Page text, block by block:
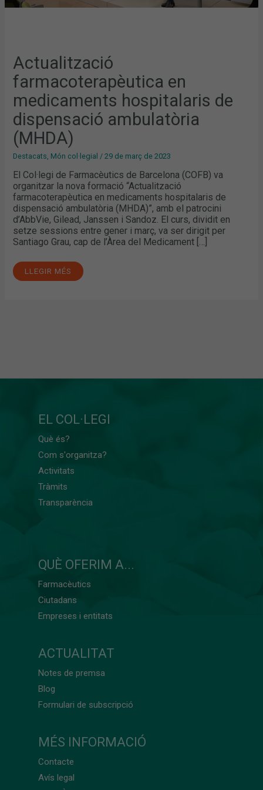
Actualització
farmacoterapèutica en
medicaments hospitalaris de
dispensació ambulatòria
(MHDA)
Destacats, Món col·legial /29 de març de 2023
El Col·legi de Farmacèutics de Barcelona (COFB) va
organitzar la nova formació “Actualització
farmacoterapèutica en medicaments hospitalaris de
dispensació ambulatòria (MHDA)”, amb el patrocini
d’AbbVie, Gilead, Janssen i Sandoz. El curs, dividit en
setze sessions entre gener i març, va ser dirigit per
Santiago Grau, cap de l’Àrea del Medicament […]
LLEGIR MÉS
EL COL·LEGI
Què és?
Com s'organitza?
Activitats
Tràmits
Transparència
QUÈ OFERIM A...
Farmacèutics
Ciutadans
Empreses i entitats
ACTUALITAT
Notes de premsa
Blog
Formulari de subscripció
MÉS INFORMACIÓ
Contacte
Avís legal